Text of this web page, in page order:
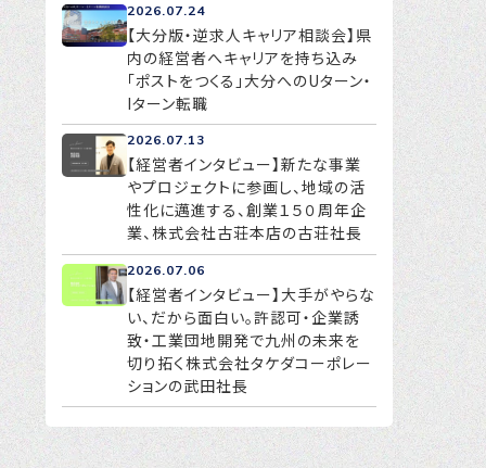
2026.07.24
【大分版・逆求人キャリア相談会】県
内の経営者へキャリアを持ち込み
「ポストをつくる」大分へのUターン・
Iターン転職
2026.07.13
【経営者インタビュー】新たな事業
やプロジェクトに参画し、地域の活
性化に邁進する、創業１５０周年企
業、株式会社古荘本店の古荘社長
2026.07.06
【経営者インタビュー】大手がやらな
い、だから面白い。許認可・企業誘
致・工業団地開発で九州の未来を
切り拓く株式会社タケダコーポレー
ションの武田社長